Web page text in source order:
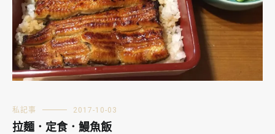
私記事 2017-10-03
拉麵．定食．鰻魚飯